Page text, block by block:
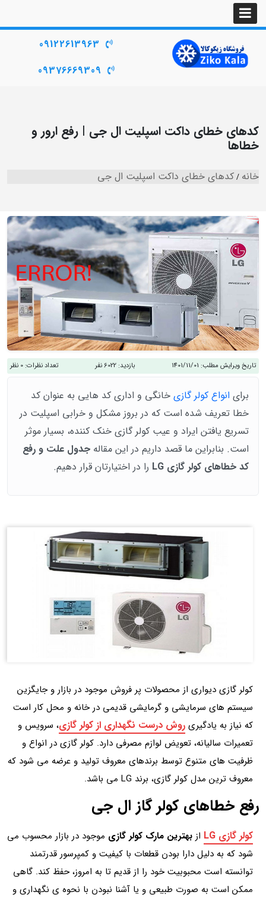
09122613963
09376669309
کدهای خطای داکت اسپلیت ال جی | رفع ارور و
خطاها
خانه کدهای خطای داکت اسپلیت ال جی
تاریخ ویرایش مطلب: 1401/11/01 بازدید: 6022 نفر تعداد نظرات: 0 نظر
برای انواع کولر گازی خانگی و اداری کد هایی به عنوان کد
خطا تعریف شده است که در بروز مشکل و خرابی اسپلیت در
تسریع یافتن ایراد و عیب کولر گازی خنک کننده، بسیار موثر
است. بنابراین ما قصد داریم در این مقاله جدول علت و رفع
کد خطاهای کولر گازی LG
را در اختیارتان قرار دهیم.
کولر گازی دیواری از محصولات پر فروش موجود در بازار و جایگزین
سیستم های سرمایشی و گرمایشی قدیمی در خانه و محل کار است
که نیاز به یادگیری روش درست نگهداری از کولر گازی، سرویس و
تعمیرات سالیانه، تعویض لوازم مصرفی دارد. کولر گازی در انواع و
ظرفیت های متنوع توسط برندهای معروف تولید و عرضه می شود که
معروف ترین مدل کولر گازی، برند LG می باشد.
رفع خطاهای کولر گاز ال جی
کولر گازی LG از بهترین مارک کولر گازی موجود در بازار محسوب می
شود که به دلیل دارا بودن قطعات با کیفیت و کمپرسور قدرتمند
توانسته است محبوبیت خود را از قدیم تا به امروز، حفظ کند. گاهی
ممکن است به صورت طبیعی و یا آشنا نبودن با نحوه ی نگهداری و